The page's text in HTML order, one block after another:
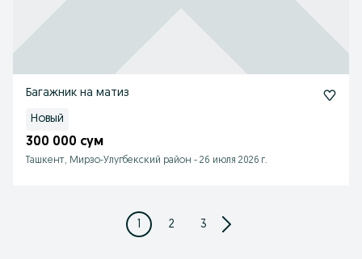
Багажник на матиз
Новый
300 000 сум
Ташкент, Мирзо-Улугбекский район - 26 июля 2026 г.
1 2 3